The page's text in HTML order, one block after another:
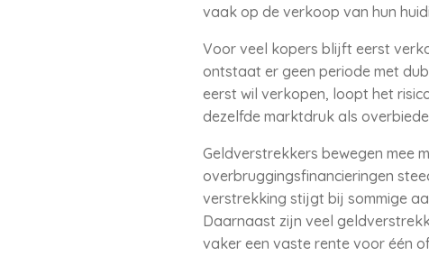
vaak op de verkoop van hun
Voor veel kopers blijft eerst
ontstaat er geen periode met
eerst wil verkopen, loopt het
dezelfde marktdruk als
Geldverstrekkers bewegen mee
overbruggingsfinancieringen
verstrekking stijgt bij sommige
Daarnaast zijn veel
vaker een vaste rente voor één